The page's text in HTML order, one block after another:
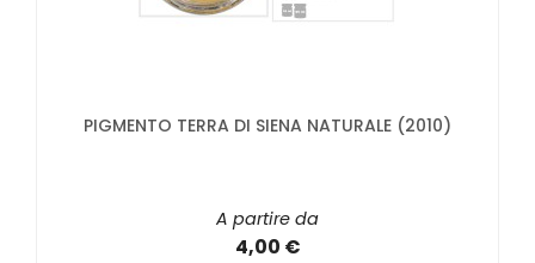
PIGMENTO TERRA DI SIENA NATURALE (2010)
A partire da
4,00 €